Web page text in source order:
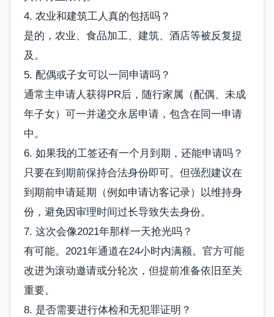
4. 农业和建筑工人真的包括吗？
是的，农业、食品加工、建筑、酒店等被反复提
及。
5. 配偶或子女可以一同申请吗？
通常主申请人获得PR后，随行家属（配偶、未成
年子女）可一并递交永居申请，包含在同一申请
中。
6. 如果我的工签还有一个月到期，还能申请吗？
只要在到期前保持合法身份即可。但强烈建议在
到期前申请延期（例如申请访客记录）以维持身
份，避免因审理时间过长导致失去身份。
7. 这次会像2021年那样一天抢光吗？
有可能。2021年通道在24小时内满额。官方可能
改进为滚动邀请或分轮次，但提前准备依旧至关
重要。
8. 是否需要进行体检和无犯罪证明？